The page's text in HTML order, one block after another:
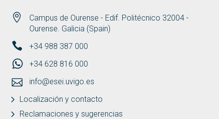
Campus de Ourense - Edif. Politécnico 32004 -
Ourense. Galicia (Spain)
+34 988 387 000
+34 628 816 000
info@esei.uvigo.es
Localización y contacto
Reclamaciones y sugerencias